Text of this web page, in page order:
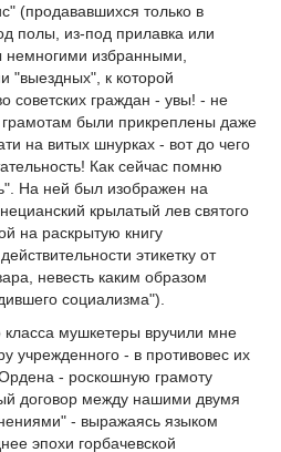
(продававшихся только в
полы, из-под прилавка или
немногими избранными,
"выездных", к которой
советских граждан - увы! - не
были прикреплены даже
на витых шнурках - вот до чего
Как сейчас помню
На ней был изображен на
крылатый лев святого
на раскрытую книгу
этикетку от
невесть каким образом
социализма").
класса мушкетеры вручили мне
учрежденного - в противовес их
- роскошную грамоту
договор между нашими двумя
- выражаясь языком
эпохи горбачевской